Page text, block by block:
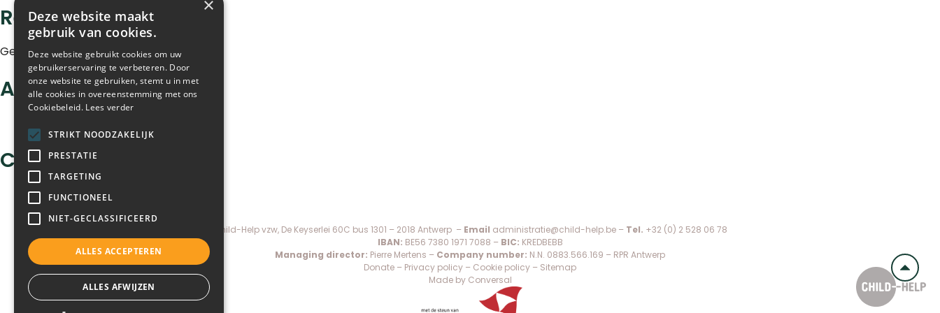
Recent Comments
Geen reacties om te tonen.
Archives
Categories
Uncategorized @nl-be
Child-Help vzw, De Keyserlei 60C bus 1301 – 2018 Antwerp – Email administratie@child-help.be– Tel. +32 (0) 2 528 06 78
IBAN: BE56 7380 1971 7088 – BIC: KREDBEBB
Managing director: Pierre Mertens – Company number: N.N. 0883.566.169 – RPR Antwerp
Donate – Privacy policy – Cookie policy – Sitemap
Made by Conversal
×
Deze website maakt
gebruik van cookies.
Deze website gebruikt cookies om uw
gebruikerservaring te verbeteren. Door
onze website te gebruiken, stemt u in met
alle cookies in overeenstemming met ons
Cookiebeleid. Lees verder
STRIKT NOODZAKELIJK
PRESTATIE
TARGETING
FUNCTIONEEL
NIET-GECLASSIFICEERD
ALLES ACCEPTEREN
ALLES AFWIJZEN